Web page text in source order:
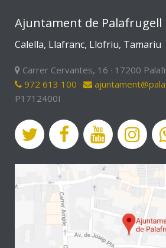
Ajuntament de Palafrugell
Calella, Llafranc, Llofriu, Tamariu
Carrer Cervantes, 16 · 17200
972 613 100 ·
P1712400I